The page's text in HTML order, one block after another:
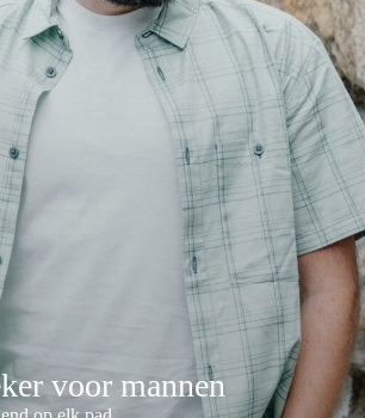
voor mannen